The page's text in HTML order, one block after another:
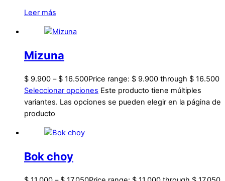
Leer más
Mizuna
$ 9.900 – $ 16.500Price range: $ 9.900 through $ 16.500
Seleccionar opciones Este producto tiene múltiples
variantes. Las opciones se pueden elegir en la página de
producto
Bok choy